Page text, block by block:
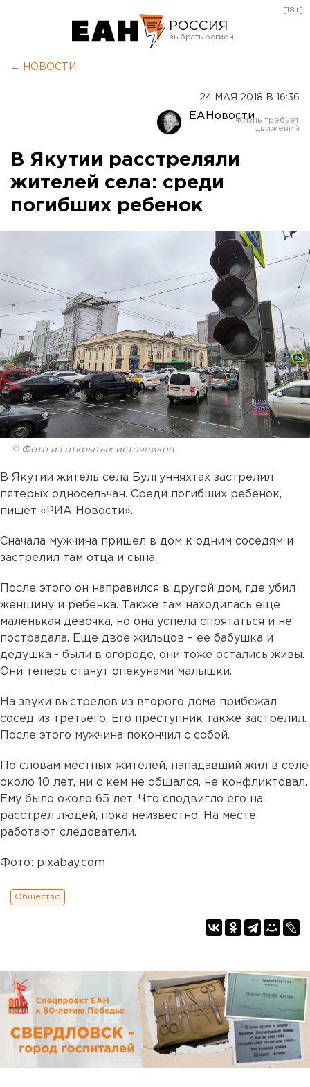
РОССИЯ
Оренбург
[18+]
← НОВОСТИ
24 МАЯ 2018 В 16:36
ЕАНовости
В Якутии расстреляли
жителей села: среди
погибших ребенок
© Фото из открытых источников
В Якутии житель села Булгунняхтах застрелил
пятерых односельчан. Среди погибших ребенок,
пишет «РИА Новости».
Сначала мужчина пришел в дом к одним соседям и
застрелил там отца и сына.
После этого он направился в другой дом, где убил
женщину и ребенка. Также там находилась еще
маленькая девочка, но она успела спрятаться и не
пострадала. Еще двое жильцов – ее бабушка и
дедушка - были в огороде, они тоже остались живы.
Они теперь станут опекунами малышки.
На звуки выстрелов из второго дома прибежал
сосед из третьего. Его преступник также застрелил.
После этого мужчина покончил с собой.
По словам местных жителей, нападавший жил в селе
около 10 лет, ни с кем не общался, не конфликтовал.
Ему было около 65 лет. Что сподвигло его на
расстрел людей, пока неизвестно. На месте
работают следователи.
Фото: pixabay.com
Общество